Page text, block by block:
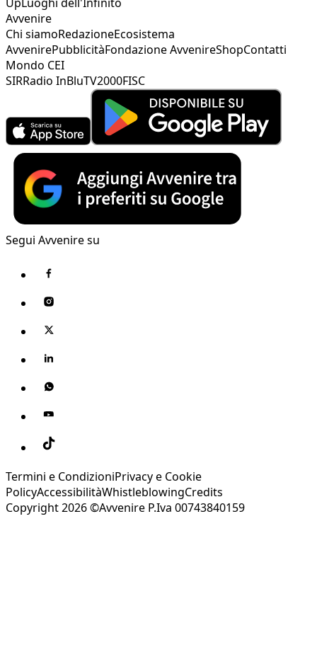
Avvenire
Chi siamoRedazioneEcosistema
AvvenirePubblicitàFondazione AvvenireShopContatti
Mondo CEI
SIRRadio InBluTV2000FISC
Segui Avvenire su
Termini e CondizioniPrivacy e Cookie
PolicyAccessibilitàWhistleblowingCredits
Copyright 2026 ©Avvenire P.Iva 00743840159